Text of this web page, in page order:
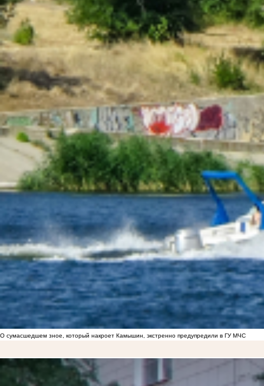
О сумасшедшем зное, который накроет Камышин, экстренно предупредили в ГУ МЧС